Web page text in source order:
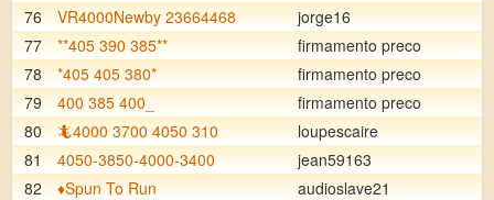
76
VR4000Newby 23664468
jorge16
77
**405 390 385**
firmamento preco
78
*405 405 380*
firmamento preco
79
400 385 400_
firmamento preco
80
🦎4000 3700 4050 310
loupescaire
81
4050-3850-4000-3400
jean59163
82
♦️Spun To Run
audioslave21